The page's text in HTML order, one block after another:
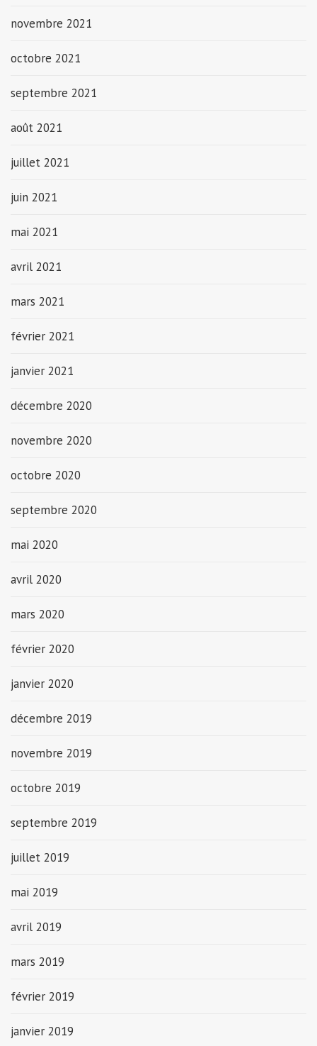
novembre 2021
octobre 2021
septembre 2021
août 2021
juillet 2021
juin 2021
mai 2021
avril 2021
mars 2021
février 2021
janvier 2021
décembre 2020
novembre 2020
octobre 2020
septembre 2020
mai 2020
avril 2020
mars 2020
février 2020
janvier 2020
décembre 2019
novembre 2019
octobre 2019
septembre 2019
juillet 2019
mai 2019
avril 2019
mars 2019
février 2019
janvier 2019